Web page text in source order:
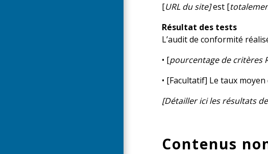
[URL du site]est [
Résultat des tests
L’audit de conformité
• [pourcentage de critères
• [Facultatif] Le taux
[Détailler ici les résultats
Contenus